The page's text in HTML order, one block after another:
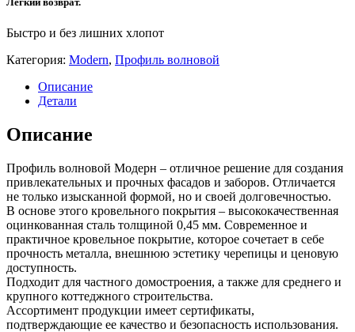
Быстро и без лишних хлопот
Категория: Modern, Профиль волновой
Описание
Детали
Описание
Профиль волновой Модерн – отличное решение для создания
привлекательных и прочных фасадов и заборов. Отличается
не только изысканной формой, но и своей долговечностью.
В основе этого кровельного покрытия – высококачественная
оцинкованная сталь толщиной 0,45 мм. Современное и
практичное кровельное покрытие, которое сочетает в себе
прочность металла, внешнюю эстетику черепицы и ценовую
доступность.
Подходит для частного домостроения, а также для среднего и
крупного коттеджного строительства.
Ассортимент продукции имеет сертификаты,
подтверждающие ее качество и безопасность использования.